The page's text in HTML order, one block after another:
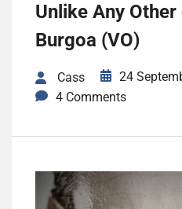
Unlike Any Other
Burgoa (VO)
Cass
24
4 Comments